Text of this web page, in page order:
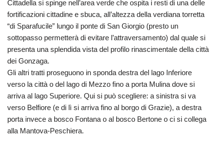
Cittadella si spinge nell’area verde che ospita i resti di una delle
fortificazioni cittadine e sbuca, all’altezza della verdiana torretta
“di Sparafucile” lungo il ponte di San Giorgio (presto un
sottopasso permetterà di evitare l’attraversamento) dal quale si
presenta una splendida vista del profilo rinascimentale della città
dei Gonzaga.
Gli altri tratti proseguono in sponda destra del lago Inferiore
verso la città o del lago di Mezzo fino a porta Mulina dove si
arriva al lago Superiore. Qui si può scegliere: a sinistra si va
verso Belfiore (e di lì si arriva fino al borgo di Grazie), a destra
porta invece a bosco Fontana o al bosco Bertone o ci si collega
alla Mantova-Peschiera.